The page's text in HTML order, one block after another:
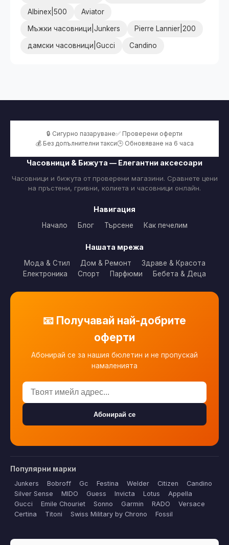
Albinex|500 Aviator
Мъжки часовници|Junkers Pierre Lannier|200
дамски часовници|Gucci Candino
🔒 Сигурно пазаруване✅ Проверени оферти
💰 Без допълнителни такси🕒 Обновяване на 6 часа
Часовници & Бижута — Елегантни аксесоари
Часовници и бижута от проверени магазини. Сравнете цени
на пръстени, гривни, колиета и часовници онлайн.
Навигация
Начало Блог Търсене Как печелим
Нашата мрежа
Мода & Стил Дом & Ремонт
Здраве & Красота
Електроника
Спорт Парфюми Бебета & Деца
📧 Получавай най-добрите
оферти
Абонирай се за нашия бюлетин и не пропускай
намаленията
Абонирай се
Популярни марки
Junkers Bobroff Gc Festina Welder Citizen
Candino
Silver Sense
MIDO Guess Invicta Lotus
Appella
Gucci
Emile Chouriet Sonno Garmin RADO
Versace
Certina
Titoni Swiss Military by Chrono Fossil